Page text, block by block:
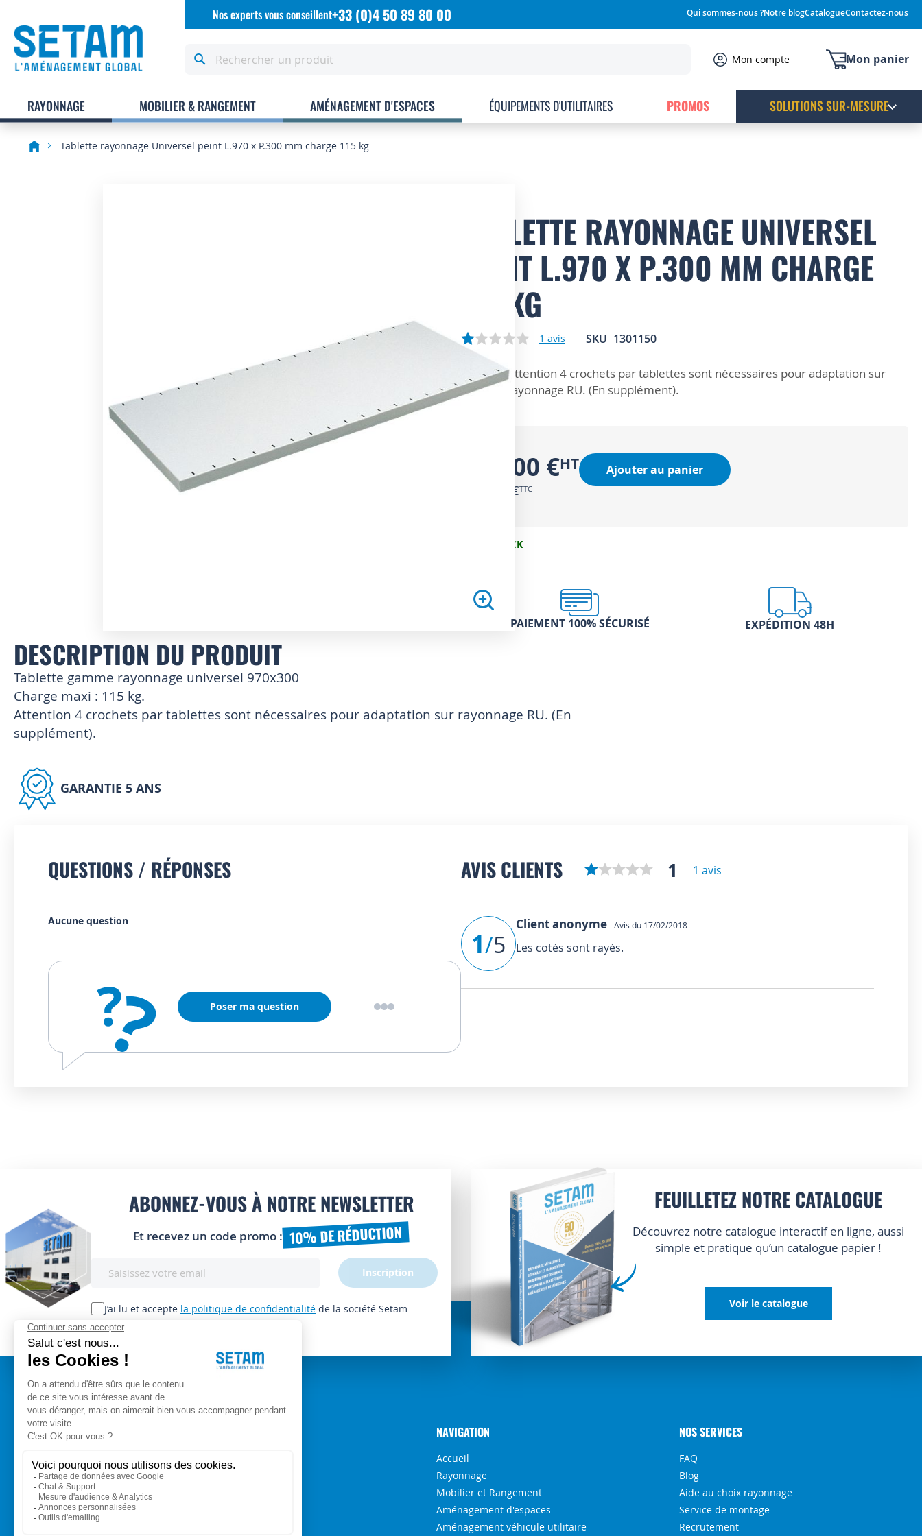
Allez
Qui sommes-nous ?Notre blogCatalogueContactez-nous
Nos experts vous conseillent+33 (0)4 50 89 80 00
Mon panier
Mon compte
RAYONNAGE MOBILIER & RANGEMENT AMÉNAGEMENT D'ESPACES ÉQUIPEMENTS D'UTILITAIRES PROMOS SOLUTIONS SUR-MESURE
Tablette rayonnage Universel peint L.970 x P.300 mm charge 115 kg
to
the
beginning
of
the
images
gallery
TABLETTE RAYONNAGE UNIVERSEL
PEINT L.970 X P.300 MM CHARGE
115 KG
1 avis SKU 1301150
ZOOM SURAttention 4 crochets par tablettes sont nécessaires pour adaptation sur
rayonnage RU. (En supplément).
22,00 €
26,40 €
Ajouter au panier
EN STOCK
PAIEMENT 100% SÉCURISÉ EXPÉDITION 48H
DESCRIPTION DU PRODUIT
Tablette gamme rayonnage universel 970x300
Charge maxi : 115 kg.
Attention 4 crochets par tablettes sont nécessaires pour adaptation sur rayonnage RU. (En
supplément).
GARANTIE 5 ANS
QUESTIONS / RÉPONSES
Aucune question
?
? Poser ma question
AVIS CLIENTS 1 1 avis
1/5
Client anonyme Avis du 17/02/2018
Les cotés sont rayés.
ABONNEZ-VOUS À NOTRE NEWSLETTER
Et recevez un code promo : 10% DE RÉDUCTION
lettre
d’information
:
J’ai lu et accepte la politique de confidentialité de la société Setam
Inscription
FEUILLETEZ NOTRE CATALOGUE
Découvrez notre catalogue interactif en ligne, aussi
simple et pratique qu’un catalogue papier !
Voir le catalogue
Setam Siège Social
153, rue de L'Arve
74950 SCIONZIER
Nos experts vous conseillent
Qui sommes-nous ?
NAVIGATION
Accueil
Rayonnage
Mobilier et Rangement
Aménagement d'espaces
Aménagement véhicule utilitaire
NOS SERVICES
FAQ
Blog
Aide au choix rayonnage
Service de montage
Recrutement